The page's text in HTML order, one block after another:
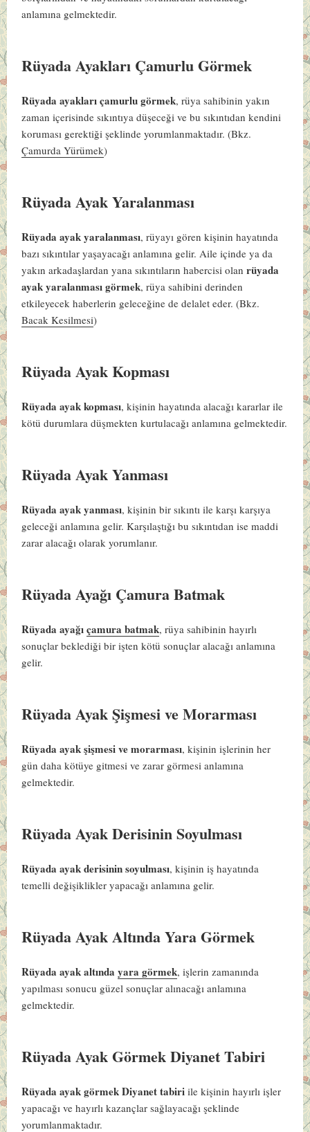
anlamına gelmektedir.
Rüyada Ayakları Çamurlu Görmek
Rüyada ayakları çamurlu görmek, rüya sahibinin yakın
zaman içerisinde sıkıntıya düşeceği ve bu sıkıntıdan kendini
koruması gerektiği şeklinde yorumlanmaktadır.(Bkz.
Çamurda Yürümek)
Rüyada Ayak Yaralanması
Rüyada ayak yaralanması, rüyayı gören kişinin hayatında
bazı sıkıntılar yaşayacağı anlamına gelir. Aile içinde ya da
yakın arkadaşlardan yana sıkıntıların habercisi olan rüyada
ayak yaralanması görmek, rüya sahibini derinden
etkileyecek haberlerin geleceğine de delalet eder.(Bkz.
Bacak Kesilmesi)
Rüyada Ayak Kopması
Rüyada ayak kopması, kişinin hayatında alacağı kararlar ile
kötü durumlara düşmekten kurtulacağı anlamına gelmektedir.
Rüyada Ayak Yanması
Rüyada ayak yanması, kişinin bir sıkıntı ile karşı karşıya
geleceği anlamına gelir. Karşılaştığı bu sıkıntıdan ise maddi
zarar alacağı olarak yorumlanır.
Rüyada Ayağı Çamura Batmak
Rüyada ayağıçamura batmak, rüya sahibinin hayırlı
sonuçlar beklediği bir işten kötü sonuçlar alacağı anlamına
gelir.
Rüyada Ayak Şişmesi ve Morarması
Rüyada ayak şişmesi ve morarması, kişinin işlerinin her
gün daha kötüye gitmesi ve zarar görmesi anlamına
gelmektedir.
Rüyada Ayak Derisinin Soyulması
Rüyada ayak derisinin soyulması, kişinin iş hayatında
temelli değişiklikler yapacağı anlamına gelir.
Rüyada Ayak Altında Yara Görmek
Rüyada ayak altındayara görmek, işlerin zamanında
yapılması sonucu güzel sonuçlar alınacağı anlamına
gelmektedir.
Rüyada Ayak Görmek Diyanet Tabiri
Rüyada ayak görmek Diyanet tabiri ile kişinin hayırlı işler
yapacağı ve hayırlı kazançlar sağlayacağı şeklinde
yorumlanmaktadır.